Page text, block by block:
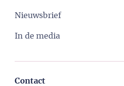
Nieuwsbrief
In de media
Contact